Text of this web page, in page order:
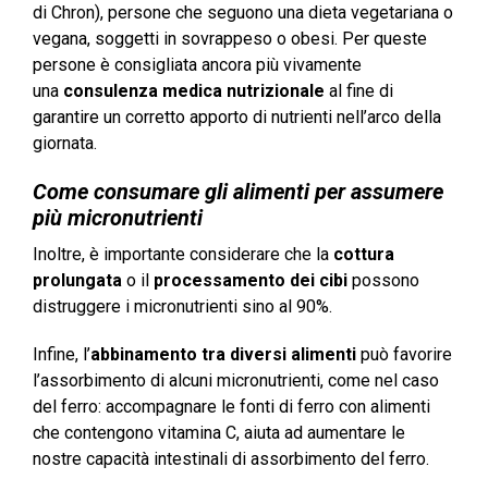
di Chron), persone che seguono una dieta vegetariana o
vegana, soggetti in sovrappeso o obesi. Per queste
persone è consigliata ancora più vivamente
una consulenza medica nutrizionale al fine di
garantire un corretto apporto di nutrienti nell’arco della
giornata.
Come consumare gli alimenti per assumere
più micronutrienti
Inoltre, è importante considerare che la cottura
prolungata o il processamento dei cibi possono
distruggere i micronutrienti sino al 90%.
Infine, l’abbinamento tra diversi alimenti può favorire
l’assorbimento di alcuni micronutrienti, come nel caso
del ferro: accompagnare le fonti di ferro con alimenti
che contengono vitamina C, aiuta ad aumentare le
nostre capacità intestinali di assorbimento del ferro.